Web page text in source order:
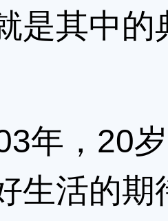
是其中的
，20岁
生活的